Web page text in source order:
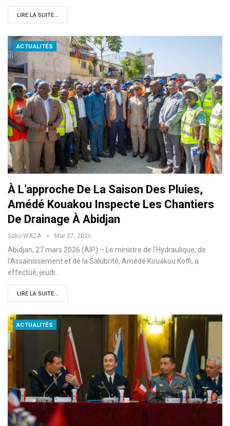
LIRE LA SUITE...
ACTUALITÉS
À L’approche De La Saison Des Pluies,
Amédé Kouakou Inspecte Les Chantiers
De Drainage À Abidjan
Soko WAZA Mar 27, 2026
Abidjan, 27 mars 2026 (AIP) – Le ministre de l’Hydraulique, de
l’Assainissement et de la Salubrité, Amédé Kouakou Koffi, a
effectué, jeudi…
LIRE LA SUITE...
ACTUALITÉS